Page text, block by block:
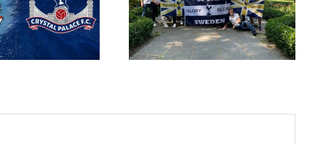
hösten
2026
Ipswich, Fulham och
Arsenal är öppen